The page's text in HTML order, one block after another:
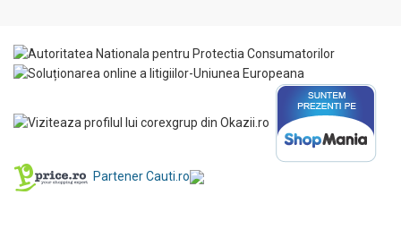
Partener Cauti.ro